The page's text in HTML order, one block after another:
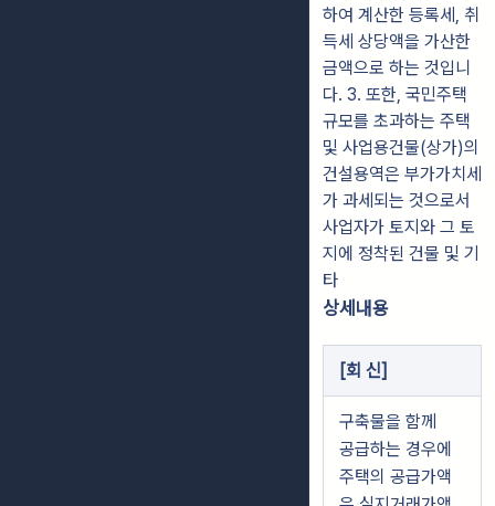
하여 계산한 등록세, 취
득세 상당액을 가산한
금액으로 하는 것입니
다. 3. 또한, 국민주택
규모를 초과하는 주택
및 사업용건물(상가)의
건설용역은 부가가치세
가 과세되는 것으로서
사업자가 토지와 그 토
지에 정착된 건물 및 기
타
상세내용
[회 신]
구축물을 함께
공급하는 경우에
주택의 공급가액